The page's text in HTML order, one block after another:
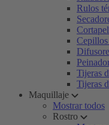
Rulos
Cepillos
Tijeras
Tijeras
Maquillaje
Mostrar todos
Rostro